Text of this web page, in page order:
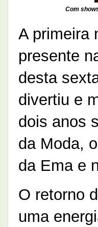
Com
A primeira
presente
desta
divertiu e
dois anos
da Moda,
da Ema e
O retorno
uma